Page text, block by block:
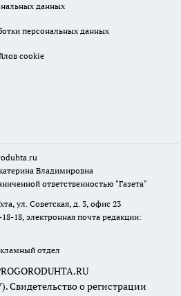
данных
персональных данных
cookie
Владимировна
ответственностью "Газета"
ул. Советская, д. 3, офис 23
18, электронная почта редакции:
отдел
о регистрации